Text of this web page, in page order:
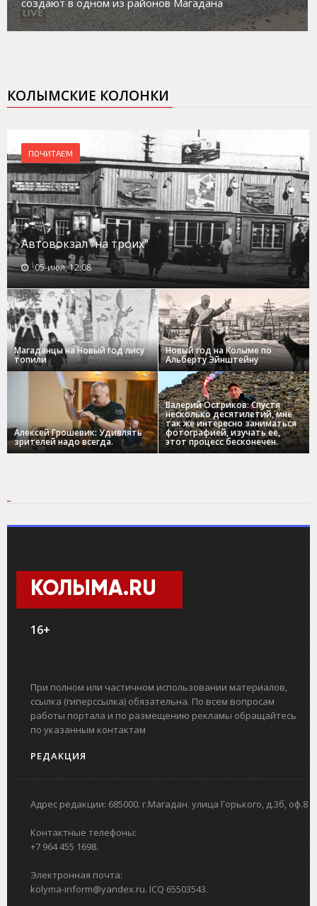
создают в одном из районов Магадана
КОЛЫМСКИЕ КОЛОНКИ
ПОЧИТАЕМ
Автовокзал "на троих"
05-июл, 12:08
Магаданцы на Новый год лису
топили
Новый год на Колыме по
Альберту Эйнштейну
Алексей Грошевик: Удивлять
зрителей надо всегда.
Валерий Остриков: Спустя
несколько десятилетий, мне
так же интересно заниматься
фотографией, изучать ее,
этот процесс бесконечен.
КОЛЫМА.RU
16+
При полном или частичном использовании материалов,
ссылка (гиперссылка) обязательна. По всем вопросам
работы портала и по размещению рекламы обращайтесь
по указанным контактам
РЕДАКЦИЯ
Адрес редакции: 685000. г.Магадан. улица Горького, д.3б, оф.8
Контактные телефоны:
+7 964 455 1698.
Электронная почта:
kolyma-inform@yandex.ru. ICQ 65503543.